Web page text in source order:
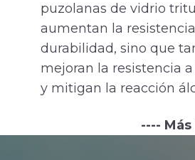
puzolanas de vidrio
aumentan la
durabilidad, sino que
mejoran la resistencia
y mitigan la reacción
----